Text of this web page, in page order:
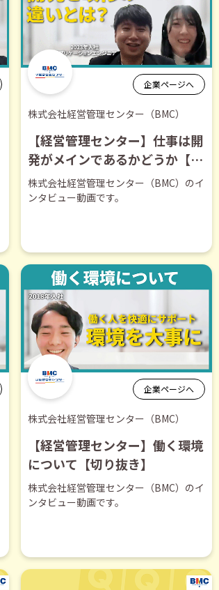
企業ページへ
株式会社経営管理センター（BMC）
【経営管理センター】仕事は開
発がメインであるかどうか【切
り抜き】
株式会社経営管理センター（BMC）のイ
ンタビュー動画です。
企業ページへ
株式会社経営管理センター（BMC）
【経営管理センター】働く環境
について【切り抜き】
株式会社経営管理センター（BMC）のイ
ンタビュー動画です。